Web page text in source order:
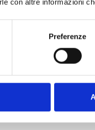
con altre informazioni
Preferenze